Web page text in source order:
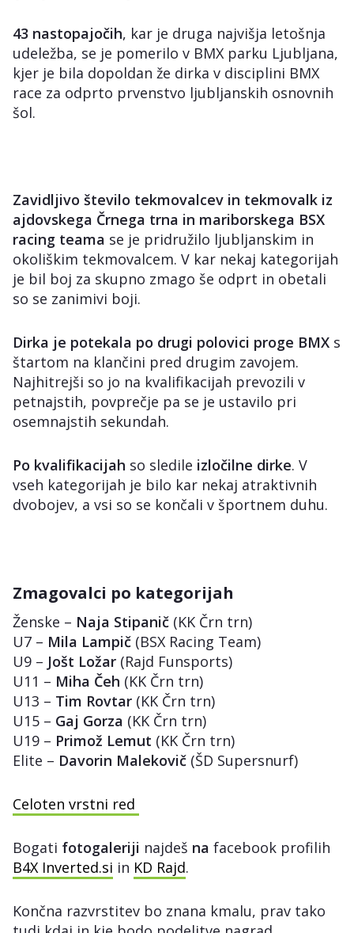
43 nastopajočih, kar je druga najvišja letošnja
udeležba, se je pomerilo v BMX parku Ljubljana,
kjer je bila dopoldan že dirka v disciplini BMX
race za odprto prvenstvo ljubljanskih osnovnih
šol.
Zavidljivo število tekmovalcev in tekmovalk iz
ajdovskega Črnega trna in mariborskega BSX
racing teama se je pridružilo ljubljanskim in
okoliškim tekmovalcem. V kar nekaj kategorijah
je bil boj za skupno zmago še odprt in obetali
so se zanimivi boji.
Dirka je potekala po drugi polovici proge BMX s
štartom na klančini pred drugim zavojem.
Najhitrejši so jo na kvalifikacijah prevozili v
petnajstih, povprečje pa se je ustavilo pri
osemnajstih sekundah.
Po kvalifikacijah so sledile izločilne dirke. V
vseh kategorijah je bilo kar nekaj atraktivnih
dvobojev, a vsi so se končali v športnem duhu.
Zmagovalci po kategorijah
Ženske – Naja Stipanič (KK Črn trn)
U7 – Mila Lampič (BSX Racing Team)
U9 – Jošt Ložar (Rajd Funsports)
U11 – Miha Čeh (KK Črn trn)
U13 – Tim Rovtar (KK Črn trn)
U15 – Gaj Gorza (KK Črn trn)
U19 – Primož Lemut (KK Črn trn)
Elite – Davorin Malekovič (ŠD Supersnurf)
Celoten vrstni red
Bogati fotogaleriji najdeš na facebook profilih
B4X Inverted.si in KD Rajd.
Končna razvrstitev bo znana kmalu, prav tako